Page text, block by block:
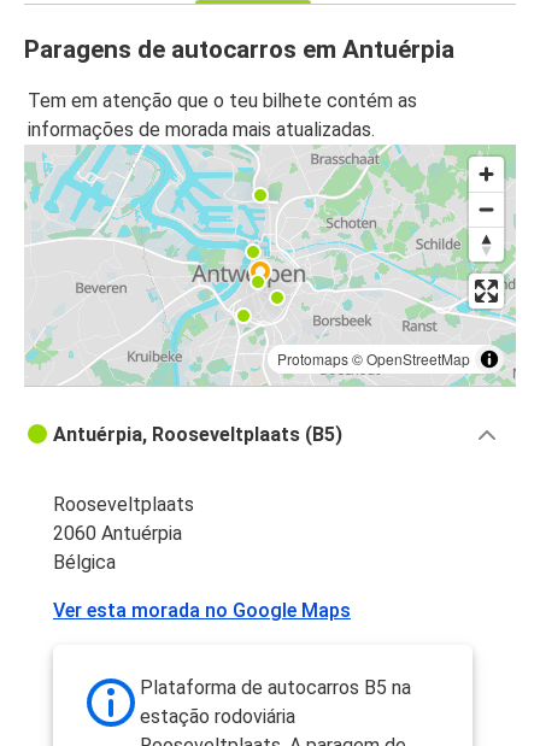
Paragens de autocarros em Antuérpia
Tem em atenção que o teu bilhete contém as
informações de morada mais atualizadas.
Protomaps©OpenStreetMap
Antuérpia, Rooseveltplaats (B5)
Rooseveltplaats
2060 Antuérpia
Bélgica
Ver esta morada no Google Maps
Plataforma de autocarros B5 na
estação rodoviária